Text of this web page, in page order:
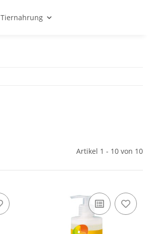
Tiernahrung
Artikel 1 - 10 von 10